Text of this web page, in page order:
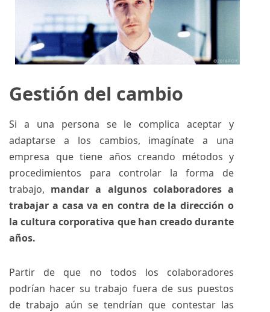
Gestión del cambio
Si a una persona se le complica aceptar y
adaptarse a los cambios, imagínate a una
empresa que tiene años creando métodos y
procedimientos para controlar la forma de
trabajo, mandar a algunos colaboradores a
trabajar a casa va en contra de la dirección o
la cultura corporativa que han creado durante
años.
Partir de que no todos los colaboradores
podrían hacer su trabajo fuera de sus puestos
de trabajo aún se tendrían que contestar las